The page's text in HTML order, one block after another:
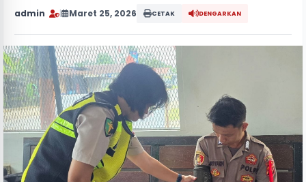
admin Maret 25, 2026 CETAK DENGARKAN